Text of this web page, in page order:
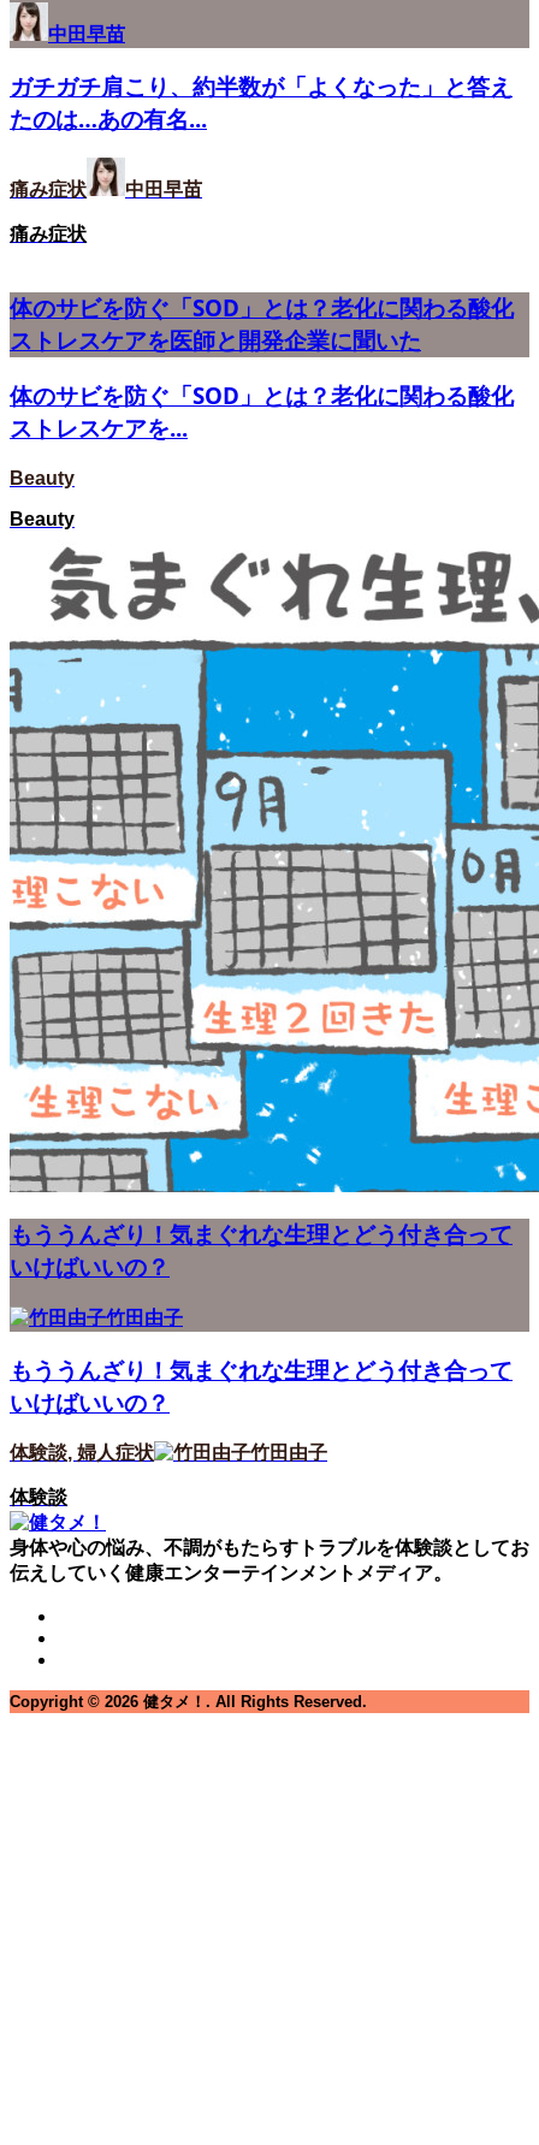
中田早苗
ガチガチ肩こり、約半数が「よくなった」と答え
たのは…あの有名...
痛み症状 中田早苗
痛み症状
体のサビを防ぐ「SOD」とは？老化に関わる酸化
ストレスケアを医師と開発企業に聞いた
体のサビを防ぐ「SOD」とは？老化に関わる酸化
ストレスケアを...
Beauty
Beauty
もううんざり！気まぐれな生理とどう付き合って
いけばいいの？
竹田由子
もううんざり！気まぐれな生理とどう付き合って
いけばいいの？
体験談, 婦人症状 竹田由子
体験談
身体や心の悩み、不調がもたらすトラブルを体験談としてお
伝えしていく健康エンターテインメントメディア。
Copyright © 2026 健タメ！. All Rights Reserved.